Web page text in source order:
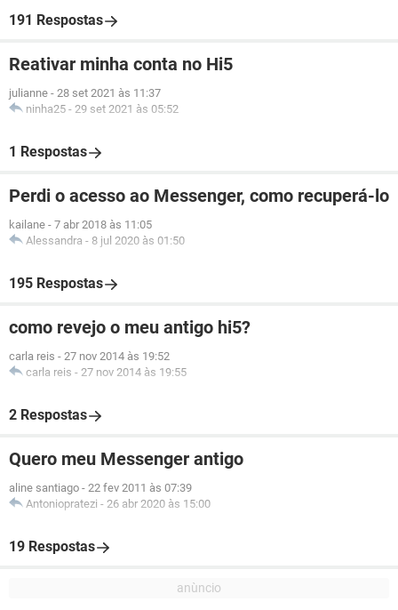
191 Respostas
Reativar minha conta no Hi5
julianne - 28 set 2021 às 11:37
ninha25 - 29 set 2021 às 05:52
1 Respostas
Perdi o acesso ao Messenger, como recuperá-lo
kailane - 7 abr 2018 às 11:05
Alessandra - 8 jul 2020 às 01:50
195 Respostas
como revejo o meu antigo hi5?
carla reis - 27 nov 2014 às 19:52
carla reis - 27 nov 2014 às 19:55
2 Respostas
Quero meu Messenger antigo
aline santiago - 22 fev 2011 às 07:39
Antoniopratezi - 26 abr 2020 às 15:00
19 Respostas